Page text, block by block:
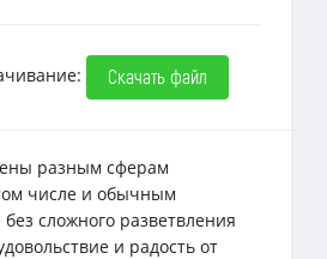
Скачать файл
разным сферам
числе и обычным
сложного разветвления
и радость от